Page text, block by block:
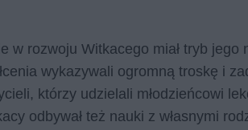
w rozwoju Witkacego miał tryb
wykazywali ogromną troskę i
którzy udzielali młodzieńcowi
odbywał też nauki z własnymi